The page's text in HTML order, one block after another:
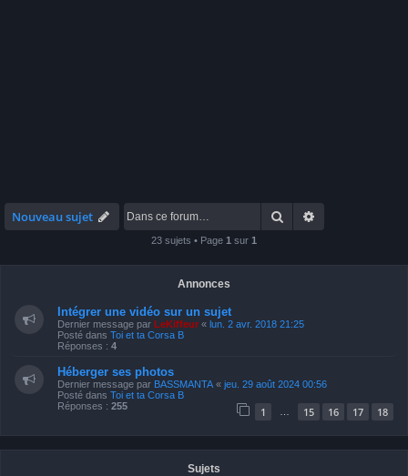
Nouveau sujet Rechercher
23 sujets • Page 1 sur 1
Annonces
Intégrer une vidéo sur un sujet
Dernier message par LeKiffeur « lun. 2 avr. 2018 21:25
Posté dans Toi et ta Corsa B
Réponses : 4
Héberger ses photos
Dernier message par BASSMANTA « jeu. 29 août 2024 00:56
Posté dans Toi et ta Corsa B
Réponses : 255 1 15 16 17 18
Sujets